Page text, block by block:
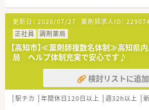
＜業務内容＞
■調剤・投薬・監査等、外来処方箋の対応
す。
■内科・整形外科・緩和ケアの診療を行っ
らの科目を主に応需しています。
■処方箋枚数は1日あたり平均80枚です。
■投薬口は1カ所。投薬は立ち投薬がメイ
■在宅業務もございます。これまでのご
応じてご担当頂く場合がございます。
更新日： 2026/07/27 薬剤師求人ID：
正社員
調剤薬局
【高知市】≪薬剤師複数名体制≫高知県
局 ヘルプ体制充実で安心です♪
検討リストに追加
駅チカ 年間休日120日以上 週32h以上